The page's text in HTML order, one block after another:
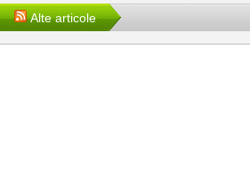
Alte articole